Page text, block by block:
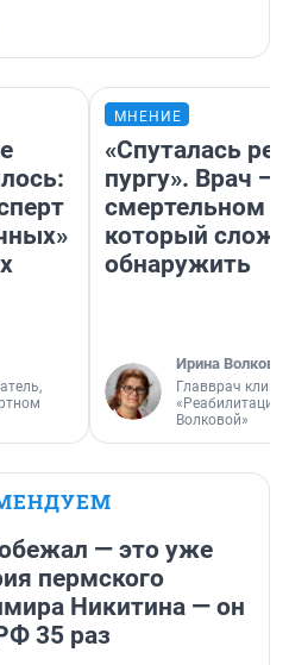
МНЕНИЕ
«Спуталась
пургу». Врач —
смертельном
который
обнаружить
Ирина Волкова
Главврач
«Реабилитация
Волковой»
— это уже
пермского
Никитина — он
35 раз